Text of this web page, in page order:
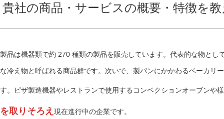
貴社の商品・サービスの概要・特徴を
製品は機器類で約 270 種類の製品を販売しています。代表的な物とし
な冷え物と呼ばれる商品群です。次いで、製パンにかかわるベーカリ
す。ピザ製造機器やレストランで使用するコンベクションオーブンや
を取りそろえ 現在進行中の企業です。